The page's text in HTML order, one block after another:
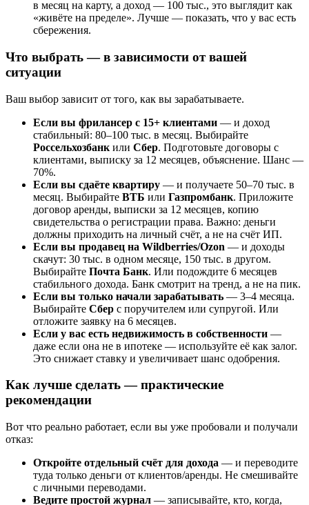
в месяц на карту, а доход — 100 тыс., это выглядит как
«живёте на пределе». Лучше — показать, что у вас есть
сбережения.
Что выбрать — в зависимости от вашей
ситуации
Ваш выбор зависит от того, как вы зарабатываете.
Если вы фрилансер с 15+ клиентами — и доход
стабильный: 80–100 тыс. в месяц. Выбирайте
Россельхозбанк или Сбер. Подготовьте договоры с
клиентами, выписку за 12 месяцев, объяснение. Шанс —
70%.
Если вы сдаёте квартиру — и получаете 50–70 тыс. в
месяц. Выбирайте ВТБ или Газпромбанк. Приложите
договор аренды, выписки за 12 месяцев, копию
свидетельства о регистрации права. Важно: деньги
должны приходить на личный счёт, а не на счёт ИП.
Если вы продавец на Wildberries/Ozon — и доходы
скачут: 30 тыс. в одном месяце, 150 тыс. в другом.
Выбирайте Почта Банк. Или подождите 6 месяцев
стабильного дохода. Банк смотрит на тренд, а не на пик.
Если вы только начали зарабатывать — 3–4 месяца.
Выбирайте Сбер с поручителем или супругой. Или
отложите заявку на 6 месяцев.
Если у вас есть недвижимость в собственности —
даже если она не в ипотеке — используйте её как залог.
Это снижает ставку и увеличивает шанс одобрения.
Как лучше сделать — практические
рекомендации
Вот что реально работает, если вы уже пробовали и получали
отказ:
Откройте отдельный счёт для дохода — и переводите
туда только деньги от клиентов/аренды. Не смешивайте
с личными переводами.
Ведите простой журнал — записывайте, кто, когда,